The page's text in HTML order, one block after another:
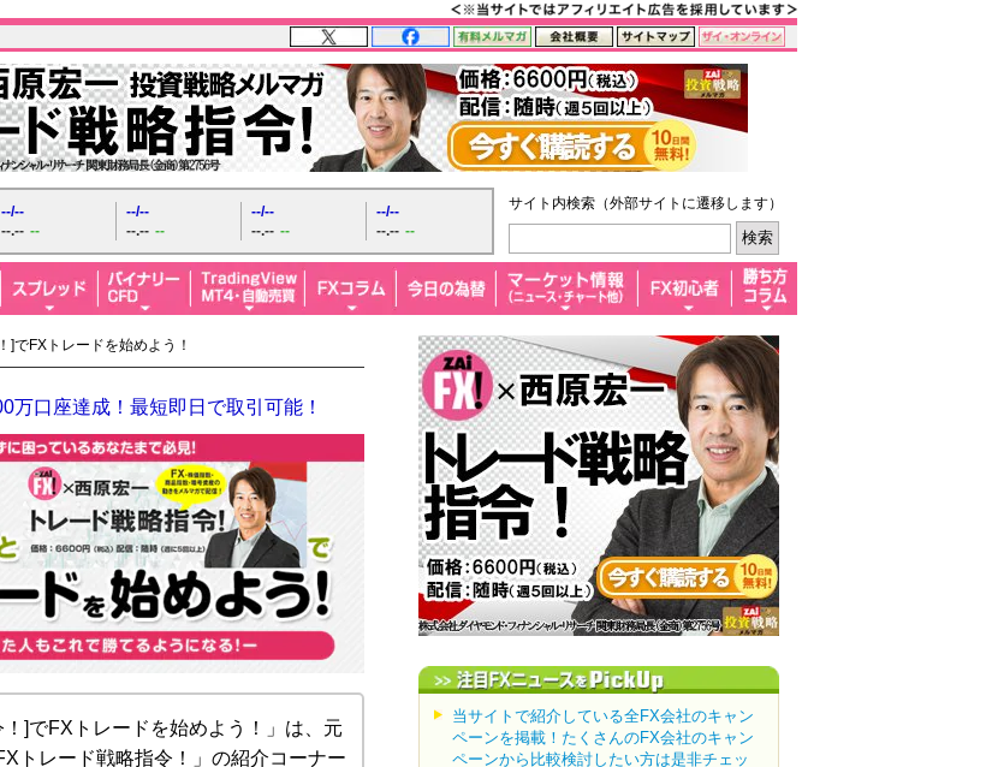
--/--
--.-- --
--/--
--.-- --
--/--
--.-- --
--/--
--.-- --
サイト内検索（外部サイトに遷移します）
FXトレードを始めよう！
万口座達成！最短即日で取引可能！
]でFXトレードを始めよう！」は、元
トレード戦略指令！」の紹介コーナー
当サイトで紹介している全FX会社のキャン
ペーンを掲載！たくさんのFX会社のキャン
ペーンから比較検討したい方は是非チェッ